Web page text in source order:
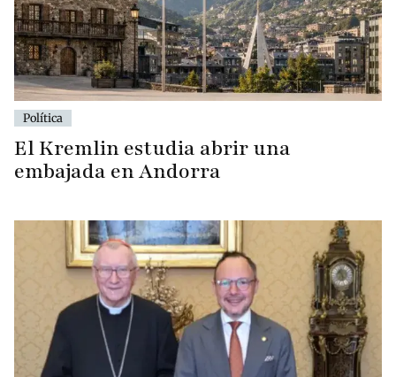
Política
El Kremlin estudia abrir una
embajada en Andorra